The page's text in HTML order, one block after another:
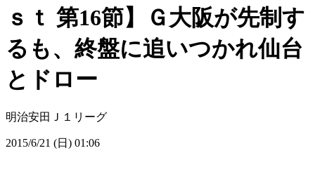
ｓｔ 第16節】Ｇ大阪が先制す
るも、終盤に追いつかれ仙台
とドロー
明治安田Ｊ１リーグ
2015/6/21 (日) 01:06